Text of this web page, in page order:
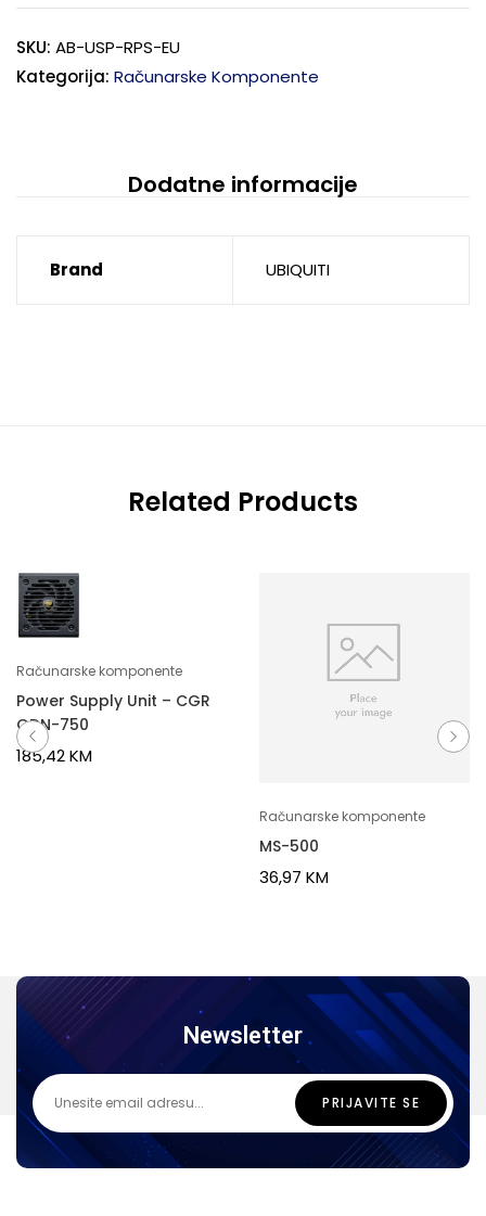
SKU: AB-USP-RPS-EU
Kategorija: Računarske Komponente
Dodatne informacije
Brand UBIQUITI
Related Products
Računarske komponente
Power Supply Unit – CGR
GDN-750
185,42KM
Računarske komponente
MS-500
36,97 KM
Newsletter